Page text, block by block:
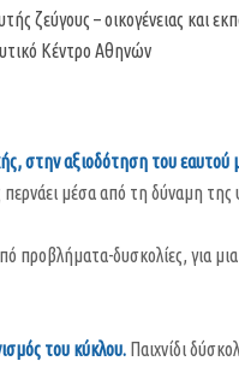
ζεύγους – οικογένειας και
Κέντρο Αθηνών
στην αξιοδότηση του εαυτού
μέσα από τη δύναμη της
προβλήματα-δυσκολίες, για
του κύκλου.Παιχνίδι